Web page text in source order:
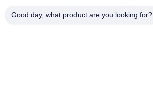
Good day, what product are you looking for?